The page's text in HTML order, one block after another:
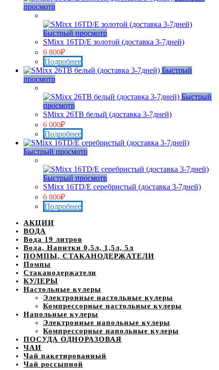
просмотр
Быстрый просмотр
SMixx 16TD/E золотой (доставка 3-7дней)
6 800₽
Подробнее
Быстрый
просмотр
Быстрый
просмотр
SMixx 26TB белый (доставка 3-7дней)
6 000₽
Подробнее
Быстрый просмотр
Быстрый просмотр
SMixx 16TD/E серебристый (доставка 3-7дней)
6 800₽
Подробнее
АКЦИИ
ВОДА
Вода 19 литров
Вода, Напитки 0,5л, 1,5л, 5л
ПОМПЫ, СТАКАНОДЕРЖАТЕЛИ
Помпы
Стаканодержатели
КУЛЕРЫ
Настольные кулеры
Электронные настольные кулеры
Компрессорные настольные кулеры
Напольные кулеры
Электронные напольные кулеры
Компрессорные напольные кулеры
ПОСУДА ОДНОРАЗОВАЯ
ЧАИ
Чай пакетированный
Чай россыпной